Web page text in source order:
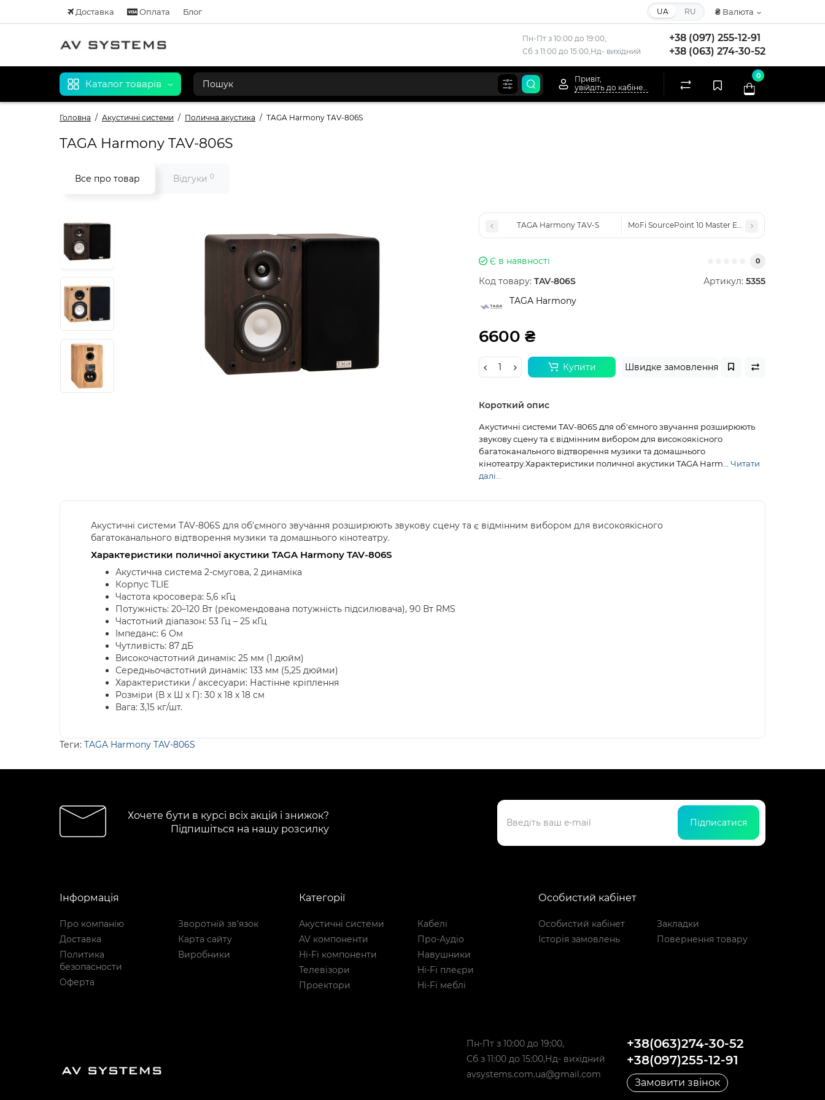
Доставка Оплата Блог ₴ Валюта
UA RU
Пн-Пт з 10:00 до 19:00,
Сб з 11:00 до 15:00,Нд- вихідний
+38 (097) 255-12-91
+38 (063) 274-30-52
Каталог товарів
Привіт,
увійдіть до кабінету
0
Головна Акустичні системи Полична акустика TAGA Harmony TAV-806S
TAGA Harmony TAV-806S
Все про товар Відгуки 0
TAGA Harmony TAV-S MoFi SourcePoint 10 Master Edition
Є в наявності 0
Код товару: TAV-806S Артикул: 5355
TAGA Harmony
6600 ₴
Купити Швидке замовлення
Короткий опис
Акустичні системи TAV-806S для об'ємного звучання розширюють
звукову сцену та є відмінним вибором для високоякісного
багатоканального відтворення музики та домашнього
кінотеатру.Характеристики поличної акустики TAGA Harm... Читати
далі...
Акустичні системи TAV-806S для об'ємного звучання розширюють звукову сцену та є відмінним вибором для високоякісного
багатоканального відтворення музики та домашнього кінотеатру.
Характеристики поличної акустики TAGA Harmony TAV-806S
Акустична система 2-смугова, 2 динаміка
Корпус TLIE
Частота кросовера: 5,6 кГц
Потужність: 20–120 Вт (рекомендована потужність підсилювача), 90 Вт RMS
Частотний діапазон: 53 Гц – 25 кГц
Імпеданс: 6 Ом
Чутливість: 87 дБ
Високочастотний динамік: 25 мм (1 дюйм)
Середньочастотний динамік: 133 мм (5,25 дюйми)
Характеристики / аксесуари: Настінне кріплення
Розміри (В x Ш x Г): 30 x 18 x 18 см
Вага: 3,15 кг/шт.
Теги: TAGA Harmony TAV-806S
Хочете бути в курсі всіх акцій і знижок?
Підпишіться на нашу розсилку
Підписатися
Інформація
Про компанію
Доставка
Политика
безопасности
Оферта
Зворотній зв’язок
Карта сайту
Виробники
Категорії
Акустичні системи
AV компоненти
Hi-Fi компоненти
Телевізори
Проектори
Кабелі
Про-Аудіо
Навушники
Hi-Fi плеєри
Hi-Fi меблі
Особистий кабінет
Особистий кабінет
Історія замовлень
Закладки
Повернення товару
Пн-Пт з 10:00 до 19:00,
Сб з 11:00 до 15:00,Нд- вихідний
avsystems.com.ua@gmail.com
+38(063)274-30-52
+38(097)255-12-91
Замовити звінок